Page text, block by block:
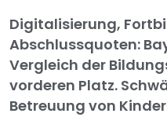
Digitalisierung,
Abschlussquoten:
Vergleich der
vorderen Platz.
Betreuung von